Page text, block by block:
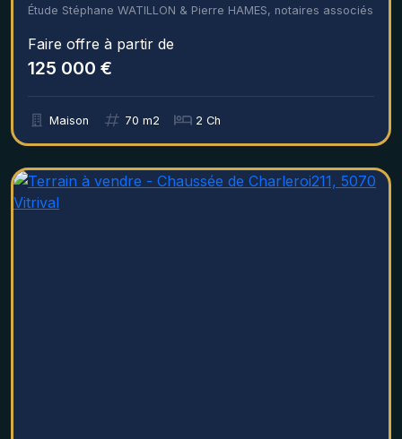
Étude Stéphane WATILLON & Pierre HAMES, notaires associés
Faire offre à partir de
125 000 €
Maison 70 m2 2 Ch